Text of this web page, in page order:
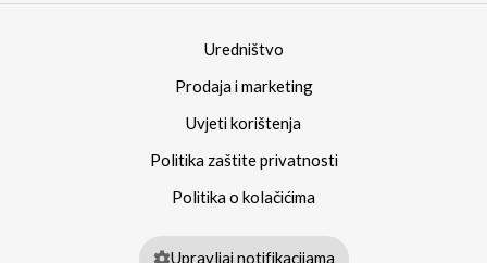
Uredništvo
Prodaja i marketing
Uvjeti korištenja
Politika zaštite privatnosti
Politika o kolačićima
Upravljaj notifikacijama